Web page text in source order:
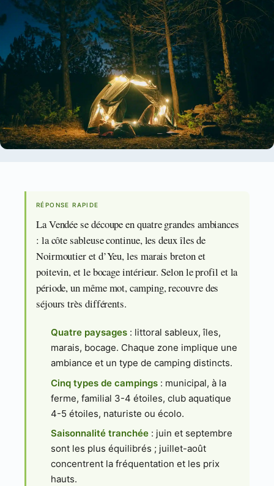
RÉPONSE RAPIDE
La Vendée se découpe en quatre grandes ambiances
: la côte sableuse continue, les deux îles de
Noirmoutier et d’Yeu, les marais breton et
poitevin, et le bocage intérieur. Selon le profil et la
période, un même mot, camping, recouvre des
séjours très différents.
Quatre paysages : littoral sableux, îles,
marais, bocage. Chaque zone implique une
ambiance et un type de camping distincts.
Cinq types de campings : municipal, à la
ferme, familial 3-4 étoiles, club aquatique
4-5 étoiles, naturiste ou écolo.
Saisonnalité tranchée : juin et septembre
sont les plus équilibrés ; juillet-août
concentrent la fréquentation et les prix
hauts.